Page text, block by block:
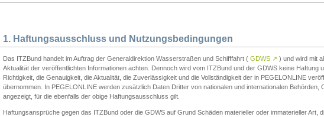
1. Haftungsausschluss und Nutzungsbedingungen
Das ITZBund handelt im Auftrag der Generaldirektion Wasserstraßen und Schifffahrt ( GDWS ↗ ) und wird mit
Aktualität der veröffentlichten Informationen achten. Dennoch wird vom ITZBund und der GDWS keine Haftung
Richtigkeit, die Genauigkeit, die Aktualität, die Zuverlässigkeit und die Vollständigkeit der in PEGELONLINE
übernommen. In PEGELONLINE werden zusätzlich Daten Dritter von nationalen und internationalen Behörden,
angezeigt, für die ebenfalls der obige Haftungsausschluss gilt.
Haftungsansprüche gegen das ITZBund oder die GDWS auf Grund Schäden materieller oder immaterieller Art,